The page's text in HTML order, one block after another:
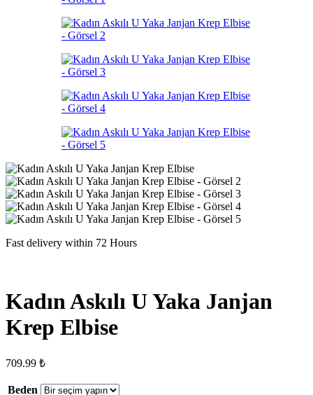
Fast delivery within 72 Hours
Kadın Askılı U Yaka Janjan
Krep Elbise
709.99 ₺
Beden